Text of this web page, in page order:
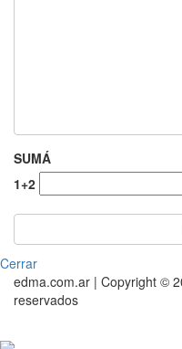
SUMÁ
1+2
Cerrar
edma.com.ar | Copyright ©
reservados